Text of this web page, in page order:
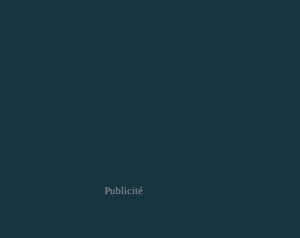
Publicité